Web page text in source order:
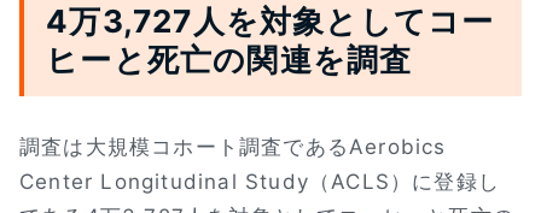
4万3,727人を対象としてコー
ヒーと死亡の関連を調査
調査は大規模コホート調査であるAerobics
Center Longitudinal Study（ACLS）に登録し